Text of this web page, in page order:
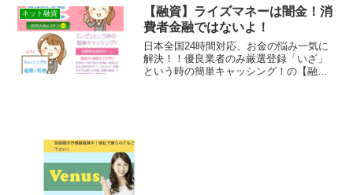
メールでお金を貸してもらえる消費者金
融などの貸金業者を探...
ネット融資
【融資】ライズマネーは闇金！消
費者金融ではないよ！
日本全国24時間対応、お金の悩み一気に
解決！！優良業者のみ厳選登録「いざ」
という時の簡単キャッシング！の【融